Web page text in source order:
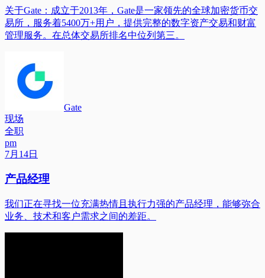
关于Gate：成立于2013年，Gate是一家领先的全球加密货币交
易所，服务着5400万+用户，提供完整的数字资产交易和财富
管理服务。在总体交易所排名中位列第三。
Gate
现场
全职
pm
7月14日
产品经理
我们正在寻找一位充满热情且执行力强的产品经理，能够弥合
业务、技术和客户需求之间的差距。